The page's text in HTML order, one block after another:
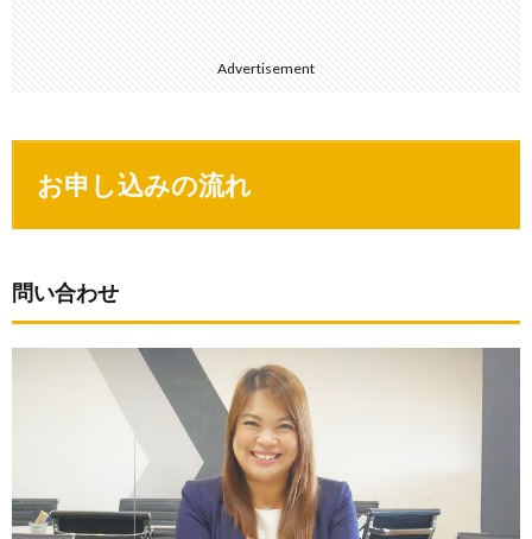
Advertisement
お申し込みの流れ
問い合わせ